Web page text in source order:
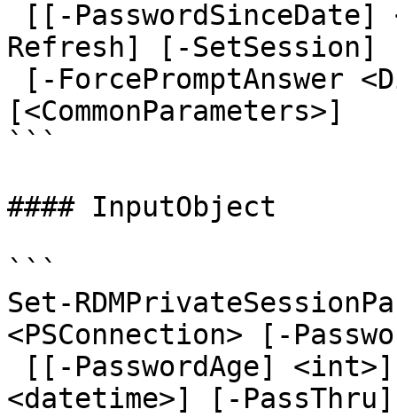
Refresh] [-SetSession]
[<CommonParameters>]
```
#### InputObject
```
Set-
<PSConnection> [-
<datetime>] [-